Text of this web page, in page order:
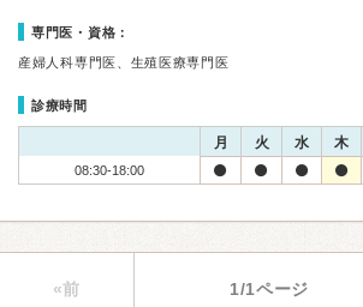
専門医・資格：
産婦人科専門医、生殖医療専門医
診療時間
月 火 水 木
08:30-18:00
«前 1/1ページ